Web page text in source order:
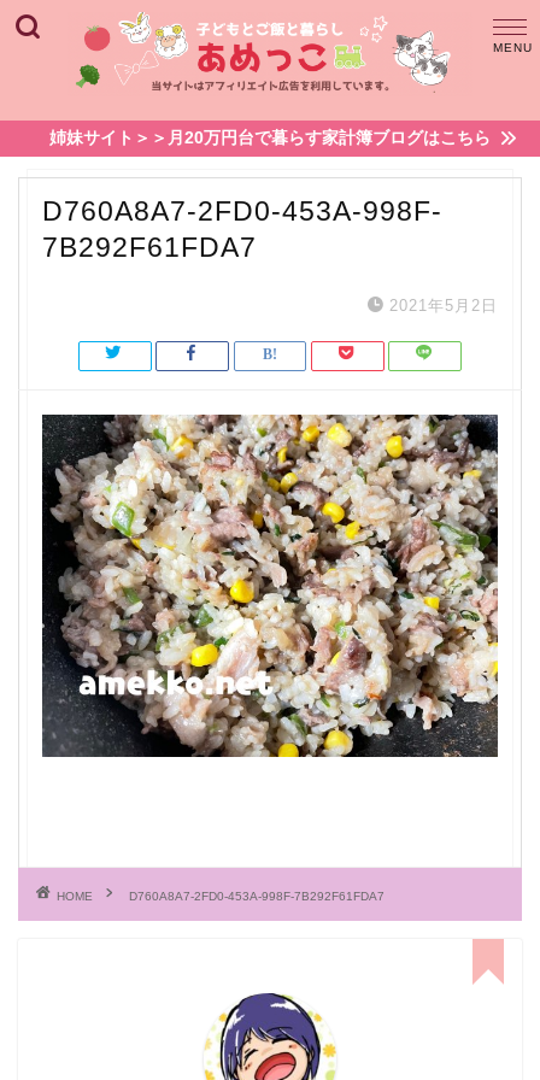
姉妹サイト＞＞月20万円台で暮らす家計簿ブログはこちら
D760A8A7-2FD0-453A-998F-
7B292F61FDA7
2021年5月2日
HOME D760A8A7-2FD0-453A-998F-7B292F61FDA7